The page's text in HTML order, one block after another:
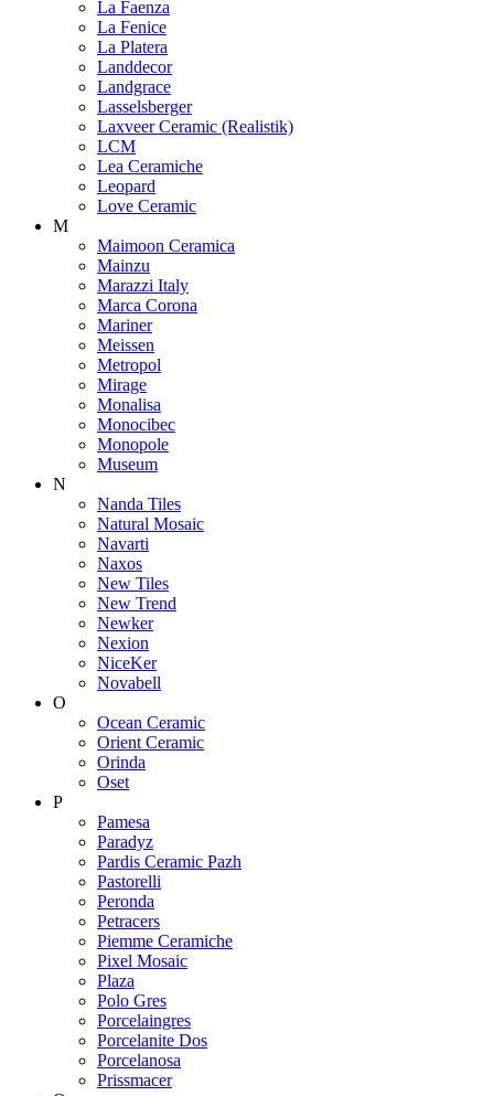
La Faenza
La Fenice
La Platera
Landdecor
Landgrace
Lasselsberger
Laxveer Ceramic (Realistik)
LCM
Lea Ceramiche
Leopard
Love Ceramic
M
Maimoon Ceramica
Mainzu
Marazzi Italy
Marca Corona
Mariner
Meissen
Metropol
Mirage
Monalisa
Monocibec
Monopole
Museum
N
Nanda Tiles
Natural Mosaic
Navarti
Naxos
New Tiles
New Trend
Newker
Nexion
NiceKer
Novabell
O
Ocean Ceramic
Orient Ceramic
Orinda
Oset
P
Pamesa
Paradyz
Pardis Ceramic Pazh
Pastorelli
Peronda
Petracers
Piemme Ceramiche
Pixel Mosaic
Plaza
Polo Gres
Porcelaingres
Porcelanite Dos
Porcelanosa
Prissmacer